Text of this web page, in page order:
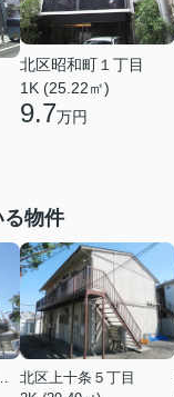
北区昭和町１丁目
1K (25.22㎡)
9.7万円
る物件
北区上十条５丁目